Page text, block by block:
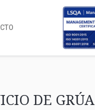
DE GRÚA